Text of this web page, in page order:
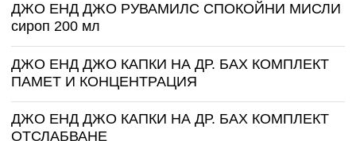
ДЖО ЕНД ДЖО РУВАМИЛС СПОКОЙНИ МИСЛИ
сироп 200 мл
ДЖО ЕНД ДЖО КАПКИ НА ДР. БАХ КОМПЛЕКТ
ПАМЕТ И КОНЦЕНТРАЦИЯ
ДЖО ЕНД ДЖО КАПКИ НА ДР. БАХ КОМПЛЕКТ
ОТСЛАБВАНЕ